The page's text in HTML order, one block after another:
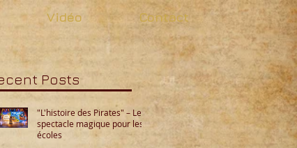
Vidéo Contact
Posts
"L'histoire des Pirates" – Le
spectacle magique pour les
écoles